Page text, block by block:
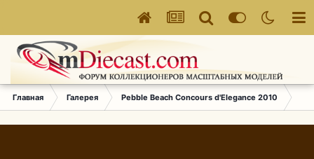
Главная Галерея Pebble Beach Concours d'Elegance 2010